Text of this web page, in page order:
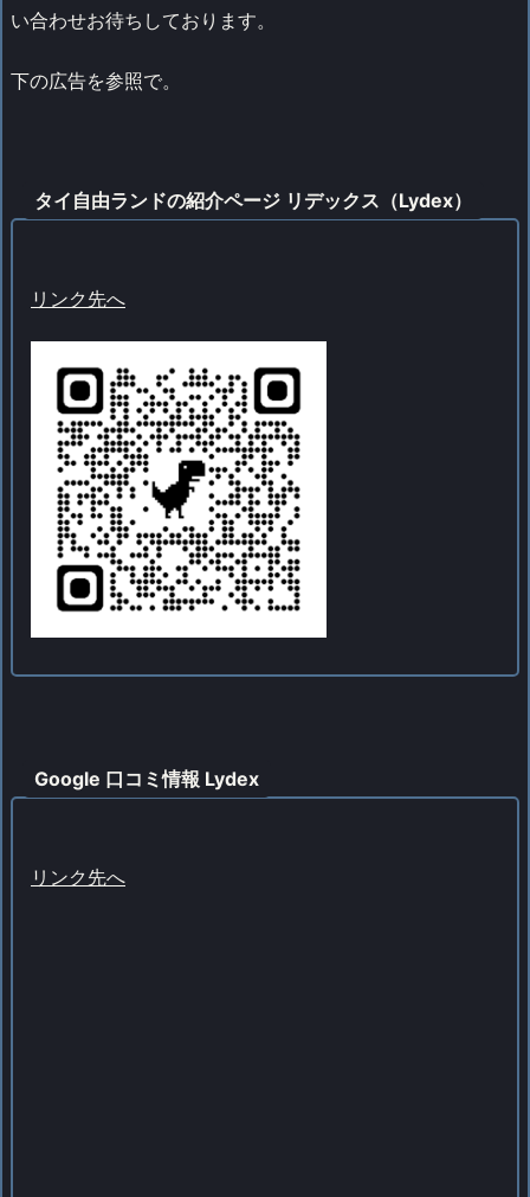
い合わせお待ちしております。
下の広告を参照で。
タイ自由ランドの紹介ページ リデックス（Lydex）
リンク先へ
Google 口コミ情報 Lydex
リンク先へ